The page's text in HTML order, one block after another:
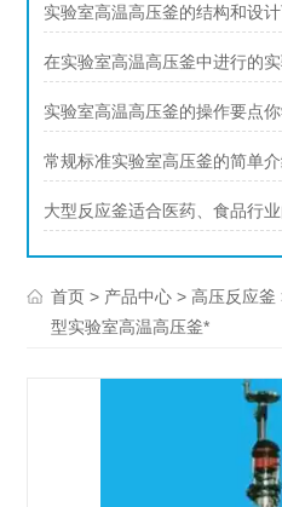
在实验室高温高压釜中进行的
实验室高温高压釜的操作要点
常规标准实验室高压釜的简单
大型反应釜适合医药、食品行
首页 > 产品中心 >高压反应釜
型实验室高温高压釜*